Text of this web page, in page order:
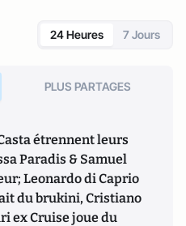
24 Heures 7 Jours
PLUS PARTAGES
étrennent leurs
Paradis & Samuel
Leonardo di Caprio
du brukini, Cristiano
ex Cruise joue du